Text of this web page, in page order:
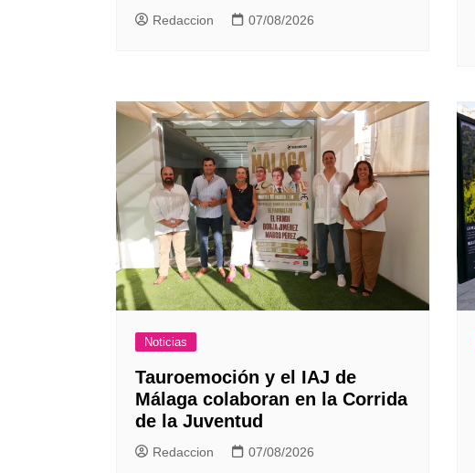
Redaccion 07/08/2026
Noticias
Tauroemoción y el IAJ de
Málaga colaboran en la Corrida
de la Juventud
Redaccion 07/08/2026